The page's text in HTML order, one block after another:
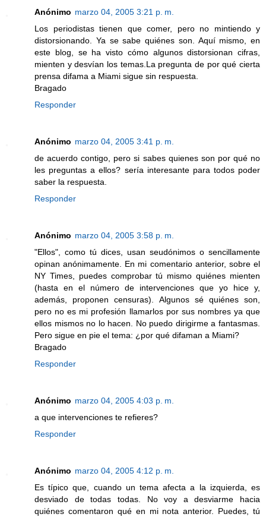
Anónimo marzo 04, 2005 3:21 p. m.
Los periodistas tienen que comer, pero no mintiendo y
distorsionando. Ya se sabe quiénes son. Aquí mismo, en
este blog, se ha visto cómo algunos distorsionan cifras,
mienten y desvían los temas.La pregunta de por qué cierta
prensa difama a Miami sigue sin respuesta.
Bragado
Responder
Anónimo marzo 04, 2005 3:41 p. m.
de acuerdo contigo, pero si sabes quienes son por qué no
les preguntas a ellos? sería interesante para todos poder
saber la respuesta.
Responder
Anónimo marzo 04, 2005 3:58 p. m.
"Ellos", como tú dices, usan seudónimos o sencillamente
opinan anónimamente. En mi comentario anterior, sobre el
NY Times, puedes comprobar tú mismo quiénes mienten
(hasta en el número de intervenciones que yo hice y,
además, proponen censuras). Algunos sé quiénes son,
pero no es mi profesión llamarlos por sus nombres ya que
ellos mismos no lo hacen. No puedo dirigirme a fantasmas.
Pero sigue en pie el tema: ¿por qué difaman a Miami?
Bragado
Responder
Anónimo marzo 04, 2005 4:03 p. m.
a que intervenciones te refieres?
Responder
Anónimo marzo 04, 2005 4:12 p. m.
Es típico que, cuando un tema afecta a la izquierda, es
desviado de todas todas. No voy a desviarme hacia
quiénes comentaron qué en mi nota anterior. Puedes, tú